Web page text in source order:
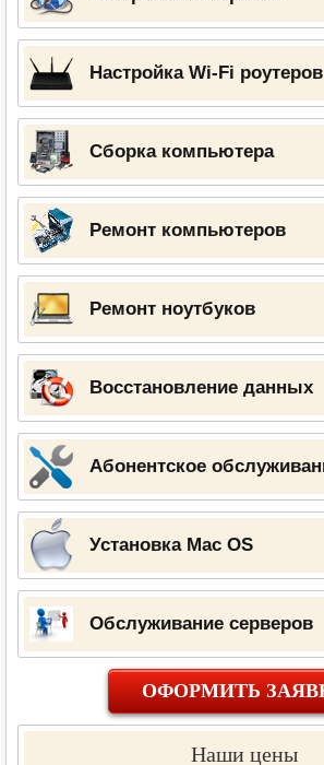
Настройка Wi-Fi роутеров
Сборка компьютера
Ремонт компьютеров
Ремонт ноутбуков
Восстановление данных
Абонентское
Установка Mac OS
Обслуживание серверов
ОФОРМИТЬ
Наши цены